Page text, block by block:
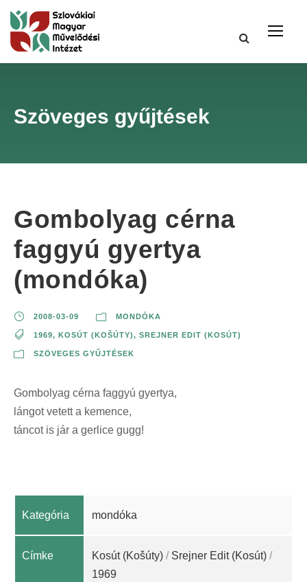
Szöveges gyűjtések
Gombolyag cérna
faggyú gyertya
(mondóka)
2008-03-09 MONDÓKA
1969, KOSÚT (KOŠÚTY), SREJNER EDIT (KOSÚT)
SZÖVEGES GYŰJTÉSEK
Gombolyag cérna faggyú gyertya,
lángot vetett a kemence,
táncot is jár a gerlice gugg!
Kategória mondóka
Címke Kosút (Košúty) / Srejner Edit (Kosút) /
1969